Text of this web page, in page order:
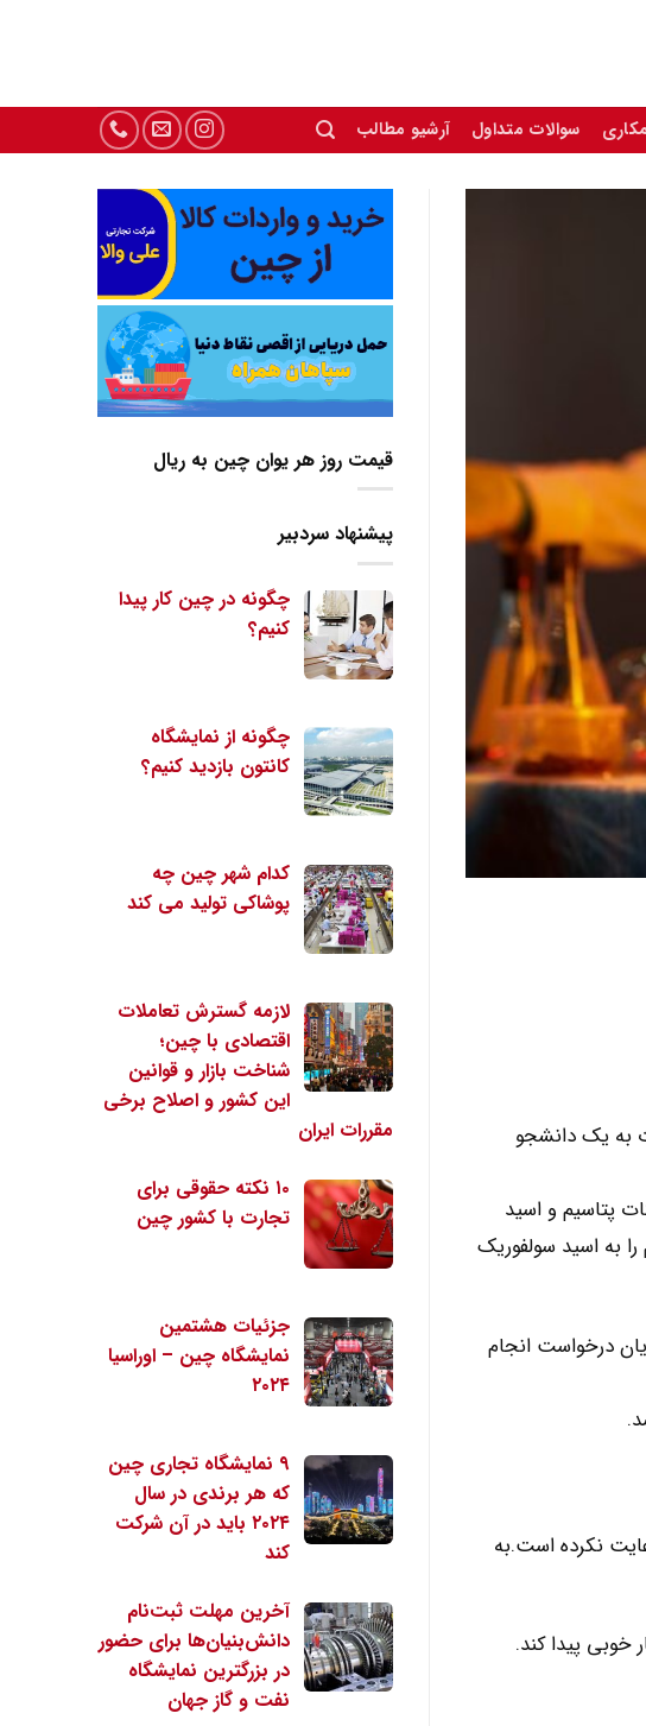
سوالات متداول آرشیو مطالب
باید بیش از ۲۵۰ هزار دلار خسارت به یک دانشجو
پتاسیم و اسید
به نام “گو” ۱۰۰ گرم پرمنگنات پتاسیم را به اسید سولفوریک
درخواست انجام
نکرده است.به
خوبی پیدا کند.
قیمت روز هر یوان چین به ریال
پیشنهاد سردبیر
چگونه در چین کار پیدا
کنیم؟
چگونه از نمایشگاه
کانتون بازدید کنیم؟
کدام شهر چین چه
پوشاکی تولید می کند
لازمه گسترش تعاملات
اقتصادی با چین؛
شناخت بازار و قوانین
این کشور و اصلاح برخی
مقررات ایران
۱۰ نکته حقوقی برای
تجارت با کشور چین
جزئیات هشتمین
نمایشگاه چین – اوراسیا
۲۰۲۴
۹ نمایشگاه تجاری چین
که هر برندی در سال
۲۰۲۴ باید در آن شرکت
کند
آخرین مهلت ثبت‌نام
دانش‌بنیان‌ها برای حضور
در بزرگترین نمایشگاه
نفت و گاز جهان